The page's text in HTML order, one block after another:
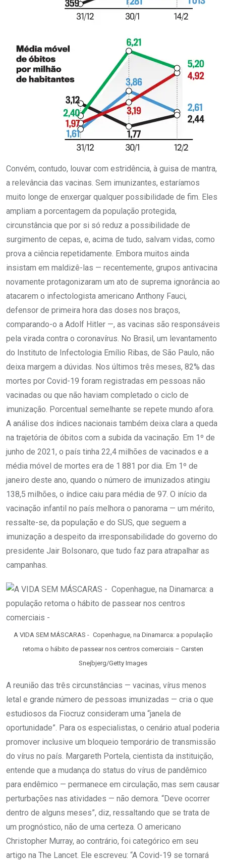
Convém, contudo, louvar com estridência, à guisa de mantra,
a relevância das vacinas. Sem imunizantes, estaríamos
muito longe de enxergar qualquer possibilidade de fim. Eles
ampliam a porcentagem da população protegida,
circunstância que por si só reduz a possibilidade de
surgimento de cepas, e, acima de tudo, salvam vidas, como
prova a ciência repetidamente. Embora muitos ainda
insistam em maldizê-las — recentemente, grupos antivacina
novamente protagonizaram um ato de suprema ignorância ao
atacarem o infectologista americano Anthony Fauci,
defensor de primeira hora das doses nos braços,
comparando-o a Adolf Hitler —, as vacinas são responsáveis
pela virada contra o coronavírus. No Brasil, um levantamento
do Instituto de Infectologia Emílio Ribas, de São Paulo, não
deixa margem a dúvidas. Nos últimos três meses, 82% das
mortes por Covid-19 foram registradas em pessoas não
vacinadas ou que não haviam completado o ciclo de
imunização. Porcentual semelhante se repete mundo afora.
A análise dos índices nacionais também deixa clara a queda
na trajetória de óbitos com a subida da vacinação. Em 1º de
junho de 2021, o país tinha 22,4 milhões de vacinados e a
média móvel de mortes era de 1 881 por dia. Em 1º de
janeiro deste ano, quando o número de imunizados atingiu
138,5 milhões, o índice caiu para média de 97. O início da
vacinação infantil no país melhora o panorama — um mérito,
ressalte-se, da população e do SUS, que seguem a
imunização a despeito da irresponsabilidade do governo do
presidente Jair Bolsonaro, que tudo faz para atrapalhar as
campanhas.
A VIDA SEM MÁSCARAS - Copenhague, na Dinamarca: a população
retoma o hábito de passear nos centros comerciais – Carsten
Snejbjerg/Getty Images
A reunião das três circunstâncias — vacinas, vírus menos
letal e grande número de pessoas imunizadas — cria o que
estudiosos da Fiocruz consideram uma “janela de
oportunidade”. Para os especialistas, o cenário atual poderia
promover inclusive um bloqueio temporário de transmissão
do vírus no país. Margareth Portela, cientista da instituição,
entende que a mudança do status do vírus de pandêmico
para endêmico — permanece em circulação, mas sem causar
perturbações nas atividades — não demora. “Deve ocorrer
dentro de alguns meses”, diz, ressaltando que se trata de
um prognóstico, não de uma certeza. O americano
Christopher Murray, ao contrário, foi categórico em seu
artigo na The Lancet. Ele escreveu: “A Covid-19 se tornará